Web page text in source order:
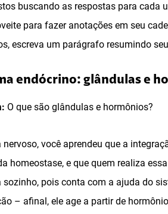
buscando as respostas para cada
para fazer anotações em seu
escreva um parágrafo resumindo
endócrino: glândulas e
O que são glândulas e hormônios?
você aprendeu que a
homeostase, e que quem realiza
sozinho, pois conta com a ajuda do
– afinal, ele age a partir de